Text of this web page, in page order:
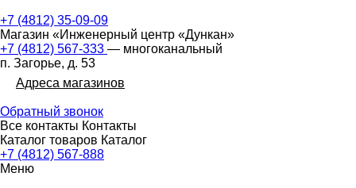
+7 (4812) 35-09-09
Магазин «Инженерный центр «Дункан»
+7 (4812) 567-333 — многоканальный
п. Загорье, д. 53
Адреса магазинов
Обратный звонок
Все контакты Контакты
Каталог товаров Каталог
+7 (4812) 567-888
Меню